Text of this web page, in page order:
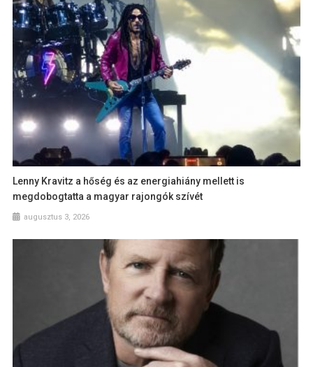
Lenny Kravitz a hőség és az energiahiány mellett is
megdobogtatta a magyar rajongók szívét
augusztus 3, 2026